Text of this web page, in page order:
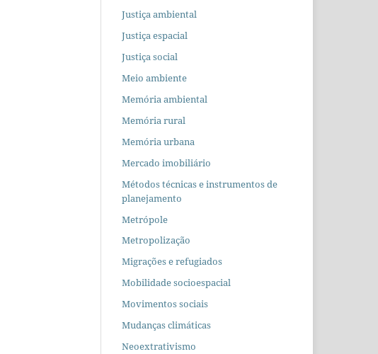
Justiça ambiental
Justiça espacial
Justiça social
Meio ambiente
Memória ambiental
Memória rural
Memória urbana
Mercado imobiliário
Métodos técnicas e instrumentos de
planejamento
Metrópole
Metropolização
Migrações e refugiados
Mobilidade socioespacial
Movimentos sociais
Mudanças climáticas
Neoextrativismo